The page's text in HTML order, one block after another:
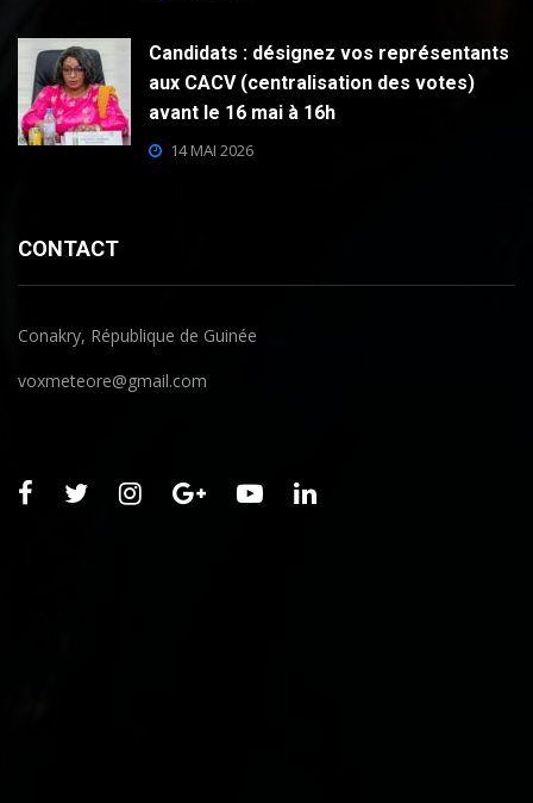
Candidats : désignez vos représentants
aux CACV (centralisation des votes)
avant le 16 mai à 16h
14 MAI 2026
CONTACT
Conakry, République de Guinée
voxmeteore@gmail.com